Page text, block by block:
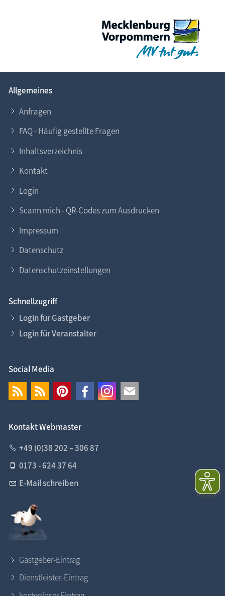
Allgemeines
Anfragen
FAQ - Häufig gestellte Fragen
Inhaltsverzeichnis
Kontakt
Login
Scann mich - QR-Codes zum Ausdrucken
Impressum
Datenschutz
Datenschutzeinstellungen
Schnellzugriff
Login für Gastgeber
Login für Veranstalter
Social Media
Kontakt Webmaster
+49 (0)38 202 – 306 87
0173 - 624 37 64
E-Mail schreiben
Gastgeber-Eintrag
Dienstleister-Eintrag